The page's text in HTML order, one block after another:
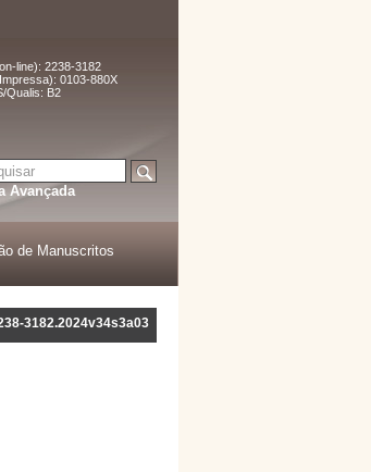
line): 2238-3182
0103-880X
Qualis: B2
Avançada
de Manuscritos
3182.2024v34s3a03